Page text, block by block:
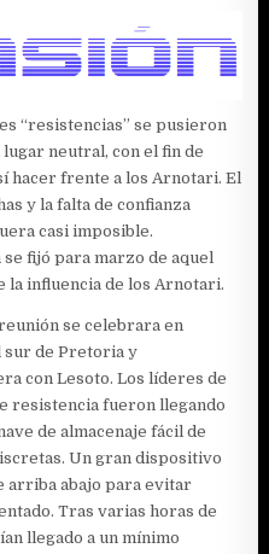
“resistencias” se pusieron
neutral, con el fin de
hacer frente a los Arnotari. El
y la falta de confianza
casi imposible.
fijó para marzo de aquel
la influencia de los Arnotari.
se celebrara en
sur de Pretoria y
con Lesoto. Los líderes de
resistencia fueron llegando
de almacenaje fácil de
Un gran dispositivo
arriba abajo para evitar
Tras varias horas de
llegado a un mínimo